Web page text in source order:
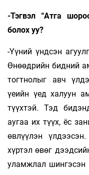
-Тэгвэл “Атга
болох уу?
-Үүний үндсэн
Өнөөдрийн бидний
тогтнолыг авч
үеийн үед халуун
түүхтэй. Тэд
аугаа их түүх, ёс
өвлүүлэн
хүртэл өвөг
уламжлал шингэсэн